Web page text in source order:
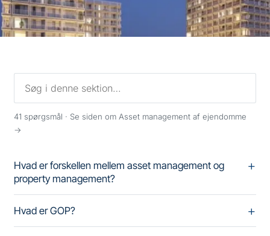
41 spørgsmål · Se siden om Asset management af ejendomme
→
Hvad er forskellen mellem asset management og
property management?
Hvad er GOP?